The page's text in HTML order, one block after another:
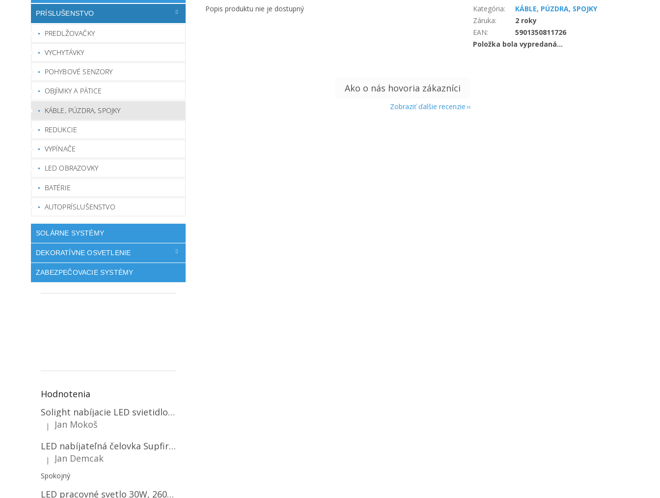
PRÍSLUŠENSTVO
PREDLŽOVAČKY
VYCHYTÁVKY
POHYBOVÉ SENZORY
OBJÍMKY A PÄTICE
KÁBLE, PÚZDRA, SPOJKY
REDUKCIE
VYPÍNAČE
LED OBRAZOVKY
BATÉRIE
AUTOPRÍSLUŠENSTVO
SOLÁRNE SYSTÉMY
DEKORATÍVNE OSVETLENIE
ZABEZPEČOVACIE SYSTÉMY
Hodnotenia
Solight nabíjacie LED svietidlo, 600lm, 2200mAh Li-Ion, USB nabíjanie [WN22]
Hodnotenie produktu je 5 z 5 hviezdičiek.
|
Jan Mokoš
LED nabíjateľná čelovka Supfire HL06, 3 módy + SOS + senzor, nabíjanie cez Micro-USB, 5W, 500lm, 300m
Hodnotenie produktu je 5 z 5 hviezdičiek.
| Jan Demcak
Spokojný
LED pracovné svetlo 30W, 2600LM, 12V/24V, IP67/2-PACK! [LB0087]
Popis produktu nie je dostupný Kategória:
KÁBLE, PÚZDRA, SPOJKY
Záruka:
2 roky
EAN:
5901350811726
Položka bola vypredaná…
Zobraziť ďalšie recenzie